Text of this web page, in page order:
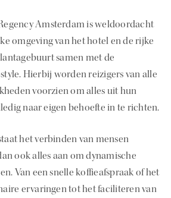
Amsterdam is weldoordacht
omgeving van het hotel en de rijke
samen met de
Hierbij worden reizigers van alle
voorzien om alles uit hun
naar eigen behoefte in te richten.
het verbinden van mensen
ook alles aan om dynamische
Van een snelle koffieafspraak of het
ervaringen tot het faciliteren van